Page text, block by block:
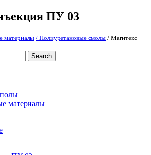
ПУ 03
материалы / Полиуретановые смолы / Магитекс
материалы